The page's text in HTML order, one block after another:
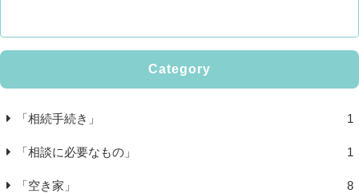
Category
「相続手続き」 1
「相談に必要なもの」 1
「空き家」 8